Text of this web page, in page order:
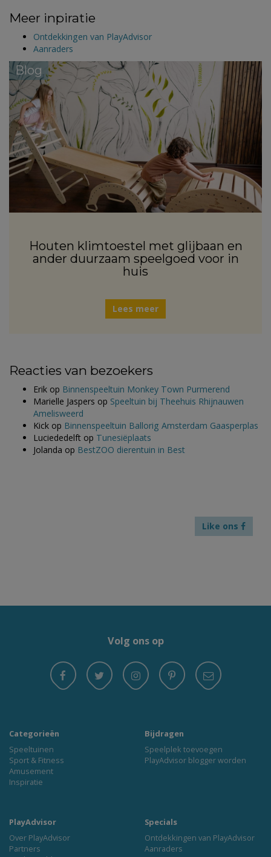
Meer inpiratie
Ontdekkingen van PlayAdvisor
Aanraders
Blog
Houten klimtoestel met glijbaan en
ander duurzaam speelgoed voor in
huis
Lees meer
Reacties van bezoekers
Erik op Binnenspeeltuin Monkey Town Purmerend
Marielle Jaspers op Speeltuin bij Theehuis Rhijnauwen
Amelisweerd
Kick op Binnenspeeltuin Ballorig Amsterdam Gaasperplas
Luciededelft op Tunesiëplaats
Jolanda op BestZOO dierentuin in Best
Like ons
Volg ons op
Categorieën
Speeltuinen
Sport & Fitness
Amusement
Inspiratie
Bijdragen
Speelplek toevoegen
PlayAdvisor blogger worden
PlayAdvisor
Over PlayAdvisor
Partners
Specials
Ontdekkingen van PlayAdvisor
Aanraders